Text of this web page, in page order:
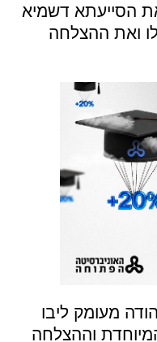
הסייעתא דשמיא
ואת ההצלחה
מעומק ליבו
וההצלחה